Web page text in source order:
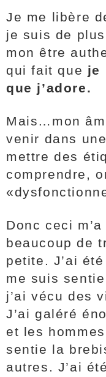
Je me libère
je suis de
mon être
qui fait que je
que j’adore.
Mais…mon
venir dans
mettre des
comprendre,
Donc ceci
beaucoup de
petite. J’ai
me suis
j’ai vécu des
J’ai galéré
et les
sentie la
autres. J’ai